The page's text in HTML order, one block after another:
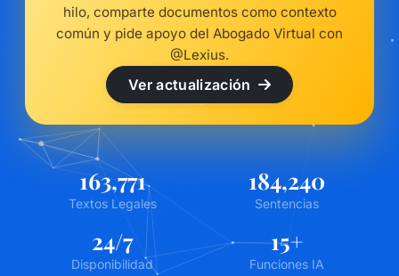
hilo, comparte documentos como contexto
común y pide apoyo del Abogado Virtual con
@Lexius.
Ver actualización
163,771
Textos Legales
184,240
Sentencias
24/7
Disponibilidad
15+
Funciones IA